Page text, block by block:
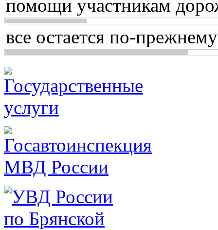
помощи участникам
все остается по-